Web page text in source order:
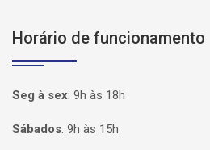
Horário de funcionamento
Seg à sex: 9h às 18h
Sábados: 9h às 15h